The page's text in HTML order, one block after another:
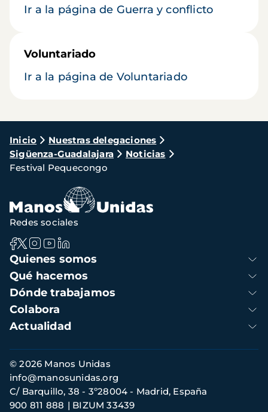
Ir a la página de Guerra y conflicto
Voluntariado
Ir a la página de Voluntariado
Ruta
de
navegación
Inicio
Nuestras delegaciones
Sigüenza-Guadalajara
Noticias
Festival Pequecongo
Navegación
principal
Quienes somos
Qué hacemos
Dónde trabajamos
Colabora
Actualidad
Redes sociales
Información
de
contacto
© 2026 Manos Unidas
C/ Barquillo, 38 - 3º28004 - Madrid, España
900 811 888
BIZUM 33439
info@manosunidas.org